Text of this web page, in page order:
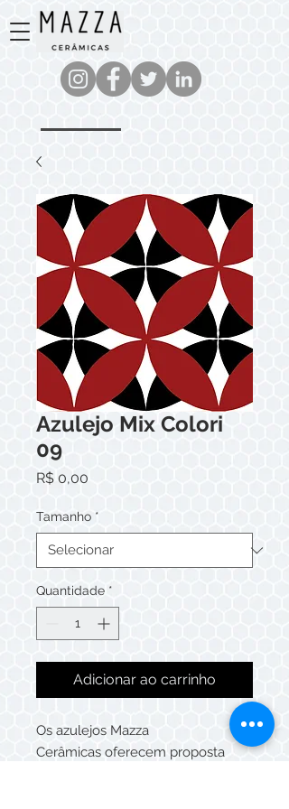
Azulejo Mix Colori
09
R$ 0,00
Tamanho *
Quantidade *
Adicionar ao carrinho
Os azulejos Mazza
Cerâmicas oferecem proposta